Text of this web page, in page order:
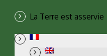
La Terre est asservie